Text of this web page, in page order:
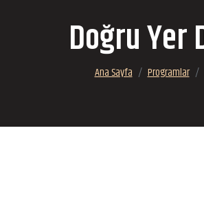
Doğru Yer
Ana Sayfa Programlar